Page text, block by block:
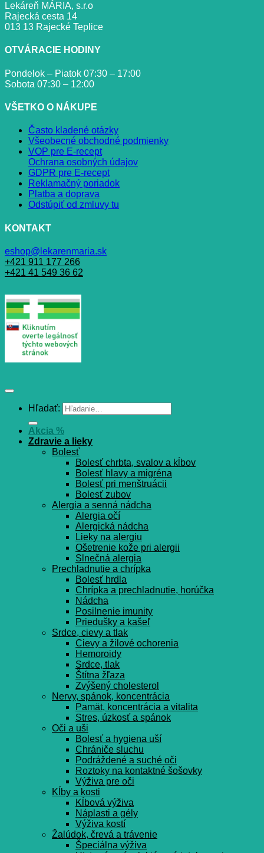
Lekáreň MÁRIA, s.r.o
Rajecká cesta 14
013 13 Rajecké Teplice
OTVÁRACIE HODINY
Pondelok – Piatok 07:30 – 17:00
Sobota 07:30 – 12:00
VŠETKO O NÁKUPE
Často kladené otázky
Všeobecné obchodné podmienky
VOP pre E-recept
Ochrana osobných údajov
GDPR pre E-recept
Reklamačný poriadok
Platba a doprava
Odstúpiť od zmluvy tu
KONTAKT
eshop@lekarenmaria.sk
+421 911 177 266
+421 41 549 36 62
Hľadať:
Akcia %
Zdravie a lieky
Bolesť
Bolesť chrbta, svalov a kĺbov
Bolesť hlavy a migréna
Bolesť pri menštruácii
Bolesť zubov
Alergia a senná nádcha
Alergia očí
Alergická nádcha
Lieky na alergiu
Ošetrenie kože pri alergii
Slnečná alergia
Prechladnutie a chrípka
Bolesť hrdla
Chrípka a prechladnutie, horúčka
Nádcha
Posilnenie imunity
Priedušky a kašeľ
Srdce, cievy a tlak
Cievy a žilové ochorenia
Hemoroidy
Srdce, tlak
Štítna žľaza
Zvýšený cholesterol
Nervy, spánok, koncentrácia
Pamät, koncentrácia a vitalita
Stres, úzkosť a spánok
Oči a uši
Bolesť a hygiena uší
Chrániče sluchu
Podráždené a suché oči
Roztoky na kontaktné šošovky
Výživa pre oči
Kĺby a kosti
Kĺbová výživa
Náplasti a gély
Výživa kostí
Žalúdok, črevá a trávenie
Špeciálna výživa